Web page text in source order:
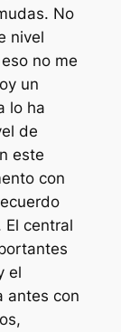
No
nivel
no me
un
lo ha
de
este
con
El central
el
antes con